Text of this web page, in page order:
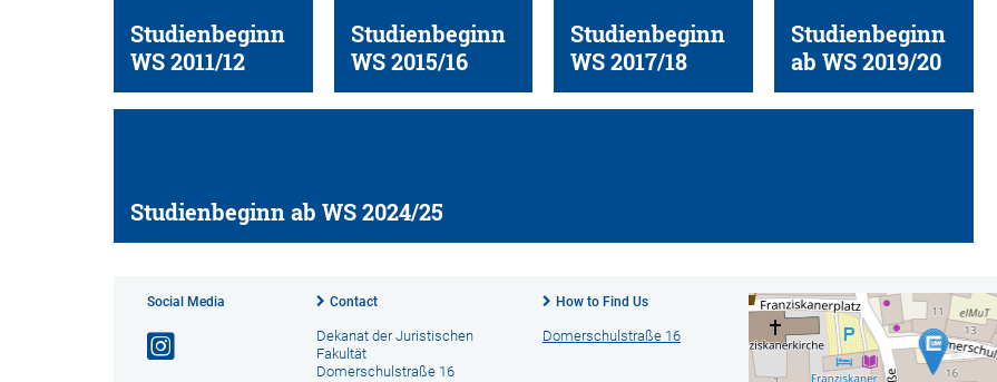
Studienbeginn
WS 2011/12
Studienbeginn
WS 2015/16
Studienbeginn
WS 2017/18
Studienbeginn
ab WS 2019/20
Studienbeginn ab WS 2024/25
Social Media Contact
Dekanat der Juristischen
Fakultät
Domerschulstraße 16
How to Find Us
Domerschulstraße 16